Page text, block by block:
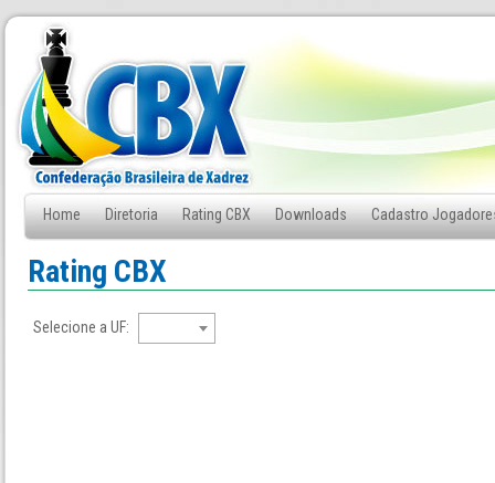
Home Diretoria Rating CBX Downloads Cadastro
Fale Conosco
Rating CBX
Selecione a UF: